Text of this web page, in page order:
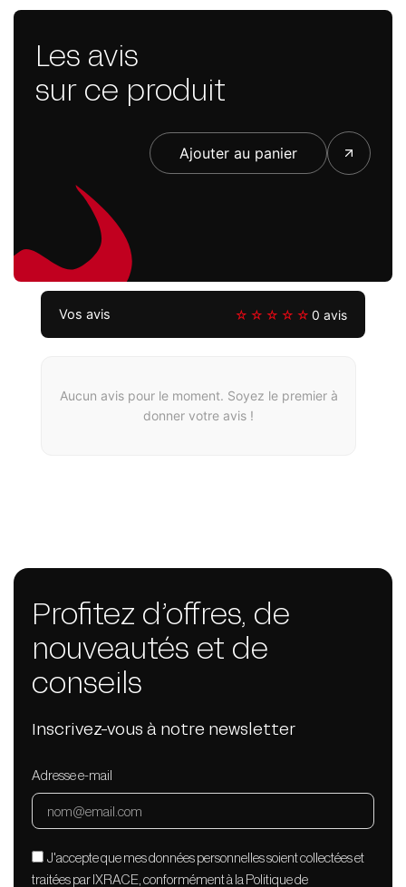
Les avis
sur ce produit
Ajouter au panier
Vos avis ☆☆☆☆☆ 0 avis
Aucun avis pour le moment. Soyez le premier à
donner votre avis !
Profitez d’offres, de
nouveautés et de
conseils
Inscrivez-vous à notre newsletter
Adresse e-mail
J'accepte que mes données personnelles soient collectées et
traitées par IXRACE, conformément à la Politique de